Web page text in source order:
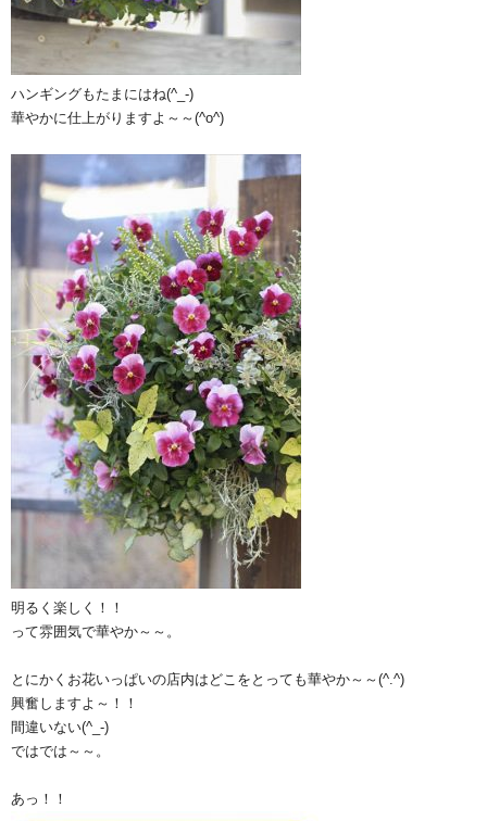
ハンギングもたまにはね(^_-)
華やかに仕上がりますよ～～(^o^)
明るく楽しく！！
って雰囲気で華やか～～。
とにかくお花いっぱいの店内はどこをとっても華やか～～(^.^)
興奮しますよ～！！
間違いない(^_-)
ではでは～～。
あっ！！